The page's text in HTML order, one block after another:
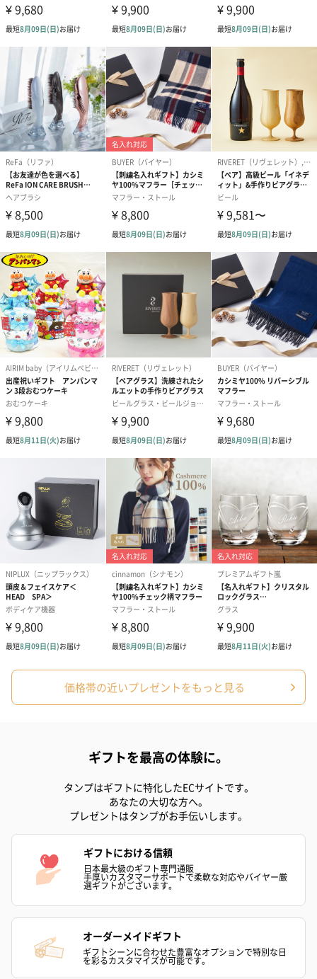
価格帯の近いプレゼントをもっと見る
ギフトを最高の体験に。
タンプはギフトに特化したECサイトです。
あなたの大切な方へ。
プレゼントはタンプがお手伝いします。
ギフトにおける信頼
日本最大級のギフト専門通販
手厚いカスタマーサポートで柔軟な対応やバイヤー厳
選ギフトがございます。
オーダーメイドギフト
ギフトシーンに合わせた豊富なオプションで特別な日
を彩るカスタマイズが可能です。